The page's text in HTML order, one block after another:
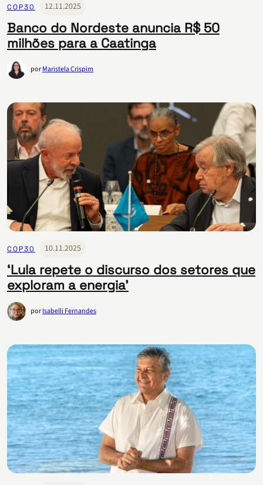
COP30 12.11.2025
Banco do Nordeste anuncia R$ 50
milhões para a Caatinga
porMaristela Crispim
COP30 10.11.2025
‘Lula repete o discurso dos setores que
exploram a energia’
porIsabelli Fernandes